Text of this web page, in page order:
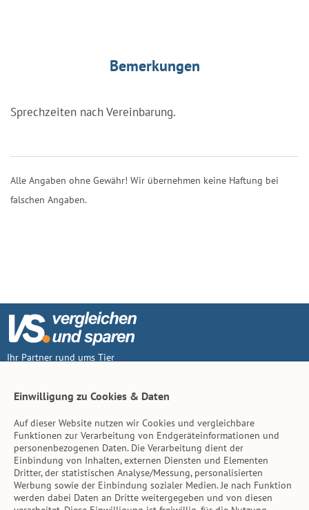
Bemerkungen
Sprechzeiten nach Vereinbarung.
Alle Angaben ohne Gewähr! Wir übernehmen keine Haftung bei
falschen Angaben.
Ihr Partner rund ums Tier
Inhalt
Tierarzt-Suche
Hinweise
Einwilligung zu Cookies & Daten
Auf dieser Website nutzen wir Cookies und vergleichbare
Funktionen zur Verarbeitung von Endgeräteinformationen und
personenbezogenen Daten. Die Verarbeitung dient der
Einbindung von Inhalten, externen Diensten und Elementen
Dritter, der statistischen Analyse/Messung, personalisierten
Werbung sowie der Einbindung sozialer Medien. Je nach Funktion
werden dabei Daten an Dritte weitergegeben und von diesen